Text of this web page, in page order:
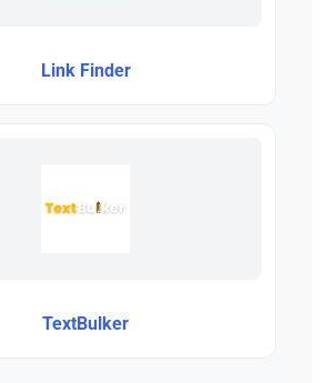
Link Finder
TextBulker